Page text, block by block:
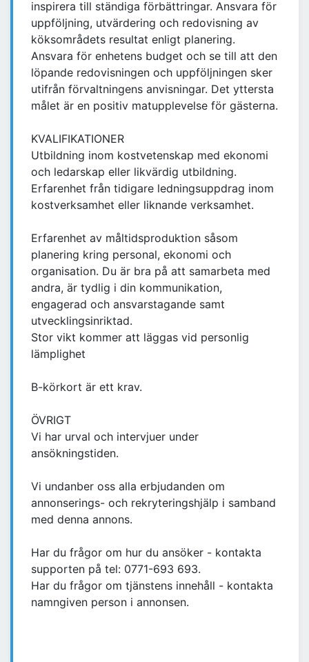
inspirera till ständiga förbättringar. Ansvara för
uppföljning, utvärdering och redovisning av
köksområdets resultat enligt planering.
Ansvara för enhetens budget och se till att den
löpande redovisningen och uppföljningen sker
utifrån förvaltningens anvisningar. Det yttersta
målet är en positiv matupplevelse för gästerna.
KVALIFIKATIONER
Utbildning inom kostvetenskap med ekonomi
och ledarskap eller likvärdig utbildning.
Erfarenhet från tidigare ledningsuppdrag inom
kostverksamhet eller liknande verksamhet.
Erfarenhet av måltidsproduktion såsom
planering kring personal, ekonomi och
organisation. Du är bra på att samarbeta med
andra, är tydlig i din kommunikation,
engagerad och ansvarstagande samt
utvecklingsinriktad.
Stor vikt kommer att läggas vid personlig
lämplighet
B-körkort är ett krav.
ÖVRIGT
Vi har urval och intervjuer under
ansökningstiden.
Vi undanber oss alla erbjudanden om
annonserings- och rekryteringshjälp i samband
med denna annons.
Har du frågor om hur du ansöker - kontakta
supporten på tel: 0771-693 693.
Har du frågor om tjänstens innehåll - kontakta
namngiven person i annonsen.